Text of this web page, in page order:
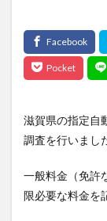
滋賀県の指定自
調査を行いまし
一般料金（免許
限必要な料金を